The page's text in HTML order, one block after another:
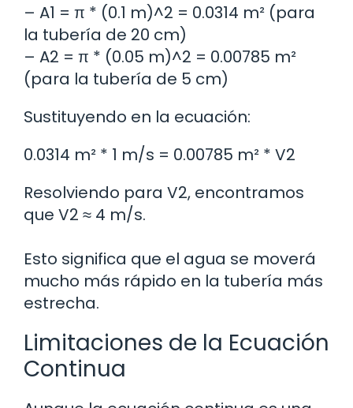
– A1 = π * (0.1 m)^2 = 0.0314 m² (para
la tubería de 20 cm)
– A2 = π * (0.05 m)^2 = 0.00785 m²
(para la tubería de 5 cm)
Sustituyendo en la ecuación:
0.0314 m² * 1 m/s = 0.00785 m² * V2
Resolviendo para V2, encontramos
que V2 ≈ 4 m/s.
Esto significa que el agua se moverá
mucho más rápido en la tubería más
estrecha.
Limitaciones de la Ecuación
Continua